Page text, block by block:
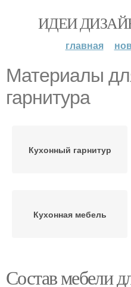
ИДЕИ
главная
Материалы
гарнитура
Кухонный гарнитур
Кухонная мебель
Кухонные гарнитуры
Состав мебели